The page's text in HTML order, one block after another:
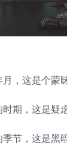
，这是个蒙
期，这是疑
节，这是黑